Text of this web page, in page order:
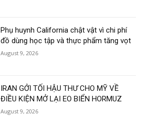
Phụ huynh California chật vật vì chi phí
đồ dùng học tập và thực phẩm tăng vọt
August 9, 2026
IRAN GỞI TỐI HẬU THƯ CHO MỸ VỀ
ĐIỀU KIỆN MỞ LẠI EO BIỂN HORMUZ
August 9, 2026